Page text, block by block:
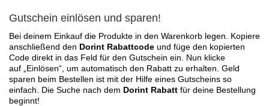
Gutschein einlösen und sparen!
Bei deinem Einkauf die Produkte in den Warenkorb legen. Kopiere
anschließend den Dorint Rabattcode und füge den kopierten
Code direkt in das Feld für den Gutschein ein. Nun klicke
auf „Einlösen“, um automatisch den Rabatt zu erhalten. Geld
sparen beim Bestellen ist mit der Hilfe eines Gutscheins so
einfach. Die Suche nach dem Dorint Rabatt für deine Bestellung
beginnt!